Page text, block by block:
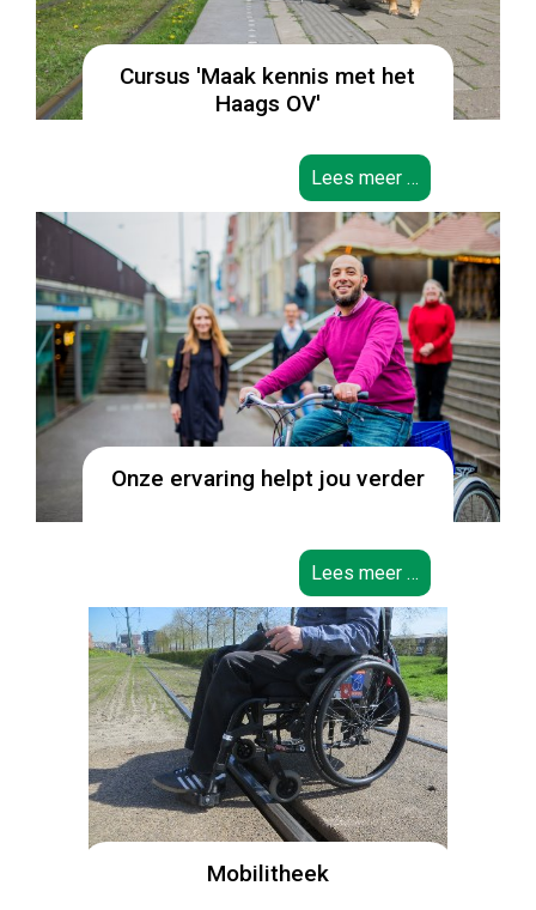
Cursus 'Maak kennis met het
Haags OV'
Lees meer …
Onze ervaring helpt jou verder
Lees meer …
Mobilitheek